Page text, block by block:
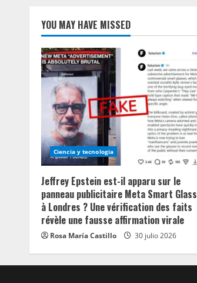
YOU MAY HAVE MISSED
Ciencia y tecnologia
Jeffrey Epstein est-il apparu sur le
panneau publicitaire Meta Smart
à Londres ? Une vérification des faits
révèle une fausse affirmation virale
Rosa María Castillo 30 julio 2026